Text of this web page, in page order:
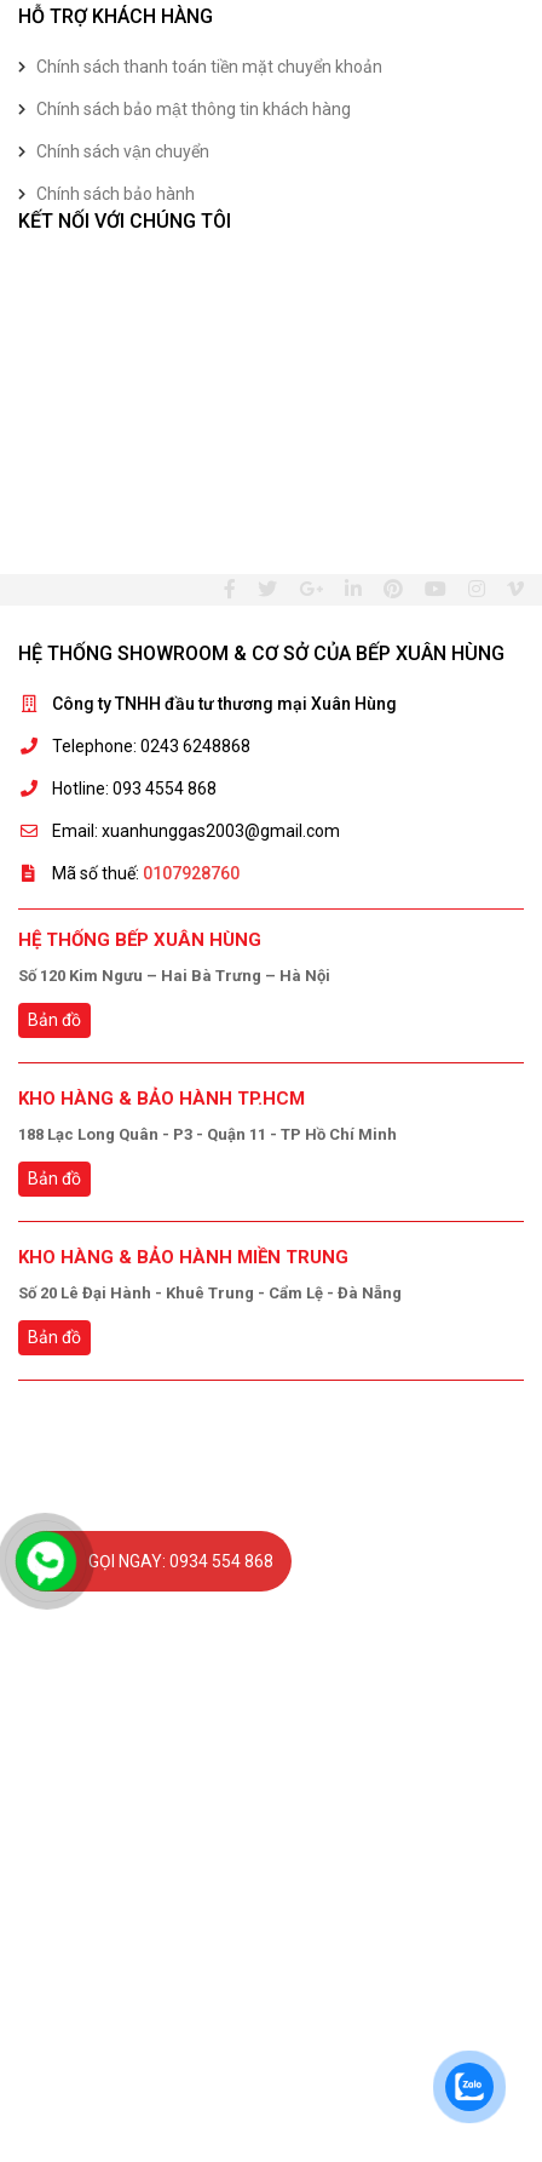
HỖ TRỢ KHÁCH HÀNG
Chính sách thanh toán tiền mặt chuyển khoản
Chính sách bảo mật thông tin khách hàng
Chính sách vận chuyển
Chính sách bảo hành
KẾT NỐI VỚI CHÚNG TÔI
HỆ THỐNG SHOWROOM & CƠ SỞ CỦA BẾP XUÂN HÙNG
Công ty TNHH đầu tư thương mại Xuân Hùng
Telephone: 0243 6248868
Hotline: 093 4554 868
Email: xuanhunggas2003@gmail.com
Mã số thuế: 0107928760
HỆ THỐNG BẾP XUÂN HÙNG
Số 120 Kim Ngưu – Hai Bà Trưng – Hà Nội
Bản đồ
KHO HÀNG & BẢO HÀNH TP.HCM
188 Lạc Long Quân - P3 - Quận 11 - TP Hồ Chí Minh
Bản đồ
KHO HÀNG & BẢO HÀNH MIỀN TRUNG
Số 20 Lê Đại Hành - Khuê Trung - Cẩm Lệ - Đà Nẵng
Bản đồ
GỌI NGAY: 0934 554 868